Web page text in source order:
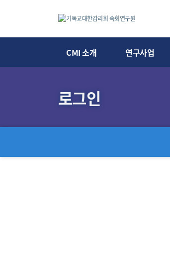
CMI 소개 연구사업
로그인